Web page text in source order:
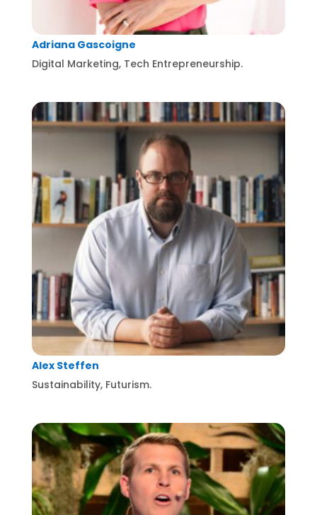
Adriana Gascoigne
Digital Marketing, Tech Entrepreneurship.
Alex Steffen
Sustainability, Futurism.